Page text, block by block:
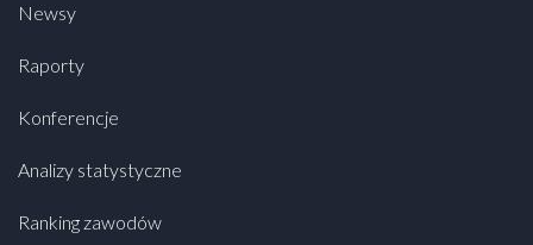
Newsy
Raporty
Konferencje
Analizy statystyczne
Ranking zawodów